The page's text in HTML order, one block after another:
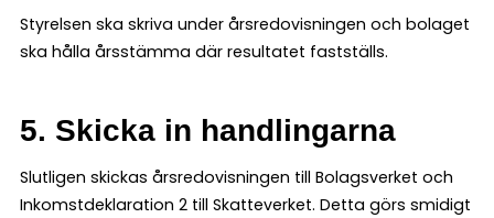
Styrelsen ska skriva under årsredovisningen och bolaget
ska hålla årsstämma där resultatet fastställs.
5. Skicka in handlingarna
Slutligen skickas årsredovisningen till Bolagsverket och
Inkomstdeklaration 2 till Skatteverket. Detta görs smidigt